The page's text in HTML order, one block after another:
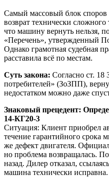
Самый массовый блок споров
возврат технически
что машину вернуть нельзя,
«Перечень», утвержденный
Однако грамотная судебная
расставила всё по местам.
Суть закона: Согласно ст. 18
потребителей» (ЗоЗПП),
недостатком можно даже
Знаковый прецедент:
14-КГ20-3
Ситуация: Клиент приобрел
течение гарантийного срока
же дефект двигателя.
но проблема возвращалась.
назад. Дилер отказал,
машина технически исправна.